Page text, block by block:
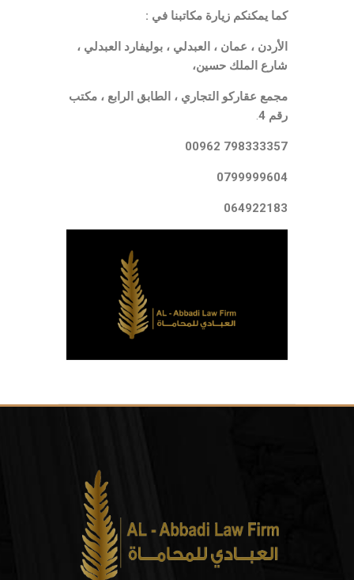
كما يمكنكم زيارة مكاتبنا في :
الأردن ، عمان ، العبدلي ، بوليفارد العبدلي ،
شارع الملك حسين،
مجمع عقاركو التجاري ، الطابق الرابع ، مكتب
رقم 4
.
798333357 00962
0799999604
064922183